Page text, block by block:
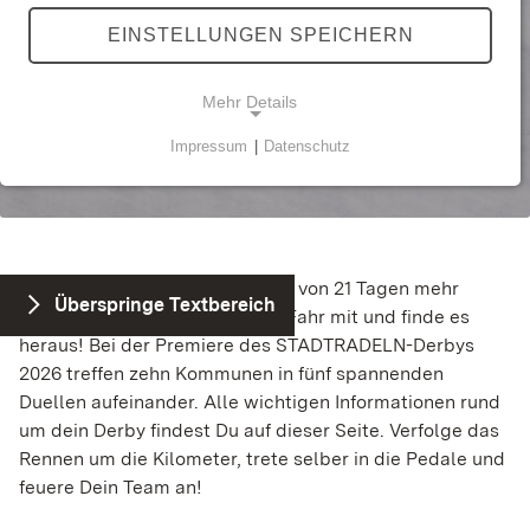
Überspringe Textbereich
Sammelt Deine Stadt innerhalb von 21 Tagen mehr
Kilometer als die Konkurrenz? Fahr mit und finde es
heraus! Bei der Premiere des STADTRADELN-Derbys
2026 treffen zehn Kommunen in fünf spannenden
Duellen aufeinander. Alle wichtigen Informationen rund
um dein Derby findest Du auf dieser Seite. Verfolge das
Rennen um die Kilometer, trete selber in die Pedale und
feuere Dein Team an!
EINSTELLUNGEN SPEICHERN
Mehr Details
STATISTIK
Statistik-Cookies werden zur Analyse und
Optimierung der Webseite verwendet. Sie tun dies,
indem sie Besucher über Websites hinweg
verfolgen.
Impressum Datenschutz